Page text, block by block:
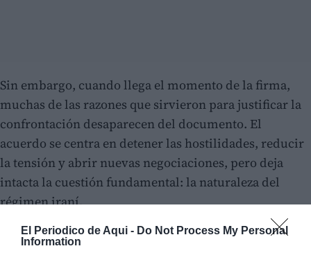
El Periodico de Aqui - Do Not Process My Personal
Information
Sin embargo, cuando llega el momento de la firma,
muchas de las razones que sirvieron para justificar la
confrontación desaparecen del documento. El
acuerdo se centra en detener las hostilidades, reducir
la tensión y abrir nuevas negociaciones, pero deja
intacta la cuestión fundamental: la naturaleza del
régimen iraní.
Y ahí reside el verdadero fracaso de Trump.